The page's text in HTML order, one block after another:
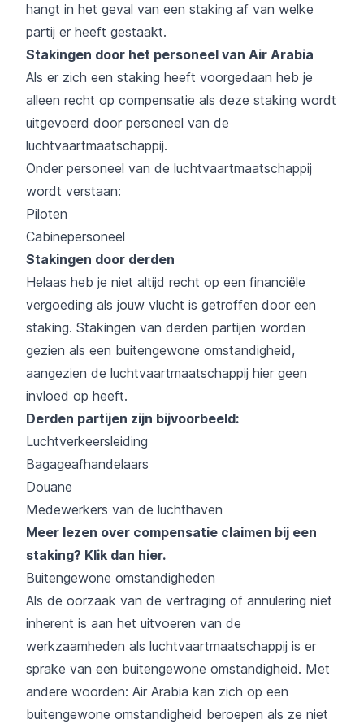
hangt in het geval van een staking af van welke
partij er heeft gestaakt.
Stakingen door het personeel van Air Arabia
Als er zich een staking heeft voorgedaan heb je
alleen recht op compensatie als deze staking wordt
uitgevoerd door personeel van de
luchtvaartmaatschappij.
Onder personeel van de luchtvaartmaatschappij
wordt verstaan:
Piloten
Cabinepersoneel
Stakingen door derden
Helaas heb je niet altijd recht op een financiële
vergoeding als jouw vlucht is getroffen door een
staking. Stakingen van derden partijen worden
gezien als een buitengewone omstandigheid,
aangezien de luchtvaartmaatschappij hier geen
invloed op heeft.
Derden partijen zijn bijvoorbeeld:
Luchtverkeersleiding
Bagageafhandelaars
Douane
Medewerkers van de luchthaven
Meer lezen over compensatie claimen bij een
staking? Klik dan hier.
Buitengewone omstandigheden
Als de oorzaak van de vertraging of annulering niet
inherent is aan het uitvoeren van de
werkzaamheden als luchtvaartmaatschappij is er
sprake van een buitengewone omstandigheid. Met
andere woorden: Air Arabia kan zich op een
buitengewone omstandigheid beroepen als ze niet